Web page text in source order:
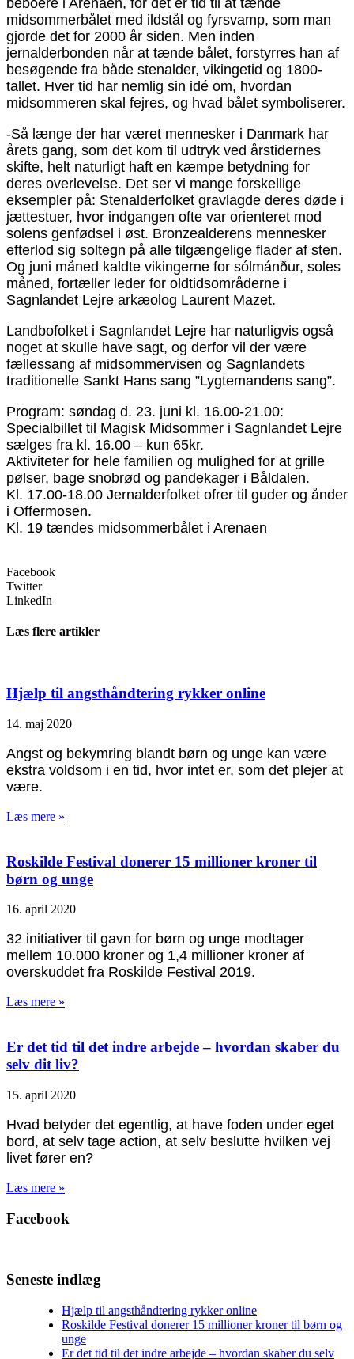
midsommerbålet med ildstål og fyrsvamp, som man
gjorde det for 2000 år siden. Men inden
jernalderbonden når at tænde bålet, forstyrres han af
besøgende fra både stenalder, vikingetid og 1800-
tallet. Hver tid har nemlig sin idé om, hvordan
midsommeren skal fejres, og hvad bålet symboliserer.
-Så længe der har været mennesker i Danmark har
årets gang, som det kom til udtryk ved årstidernes
skifte, helt naturligt haft en kæmpe betydning for
deres overlevelse. Det ser vi mange forskellige
eksempler på: Stenalderfolket gravlagde deres døde i
jættestuer, hvor indgangen ofte var orienteret mod
solens genfødsel i øst. Bronzealderens mennesker
efterlod sig soltegn på alle tilgængelige flader af sten.
Og juni måned kaldte vikingerne for sólmánður, soles
måned, fortæller leder for oldtidsområderne i
Sagnlandet Lejre arkæolog Laurent Mazet.
Landbofolket i Sagnlandet Lejre har naturligvis også
noget at skulle have sagt, og derfor vil der være
fællessang af midsommervisen og Sagnlandets
traditionelle Sankt Hans sang ”Lygtemandens sang”.
Program: søndag d. 23. juni kl. 16.00-21.00:
Specialbillet til Magisk Midsommer i Sagnlandet Lejre
sælges fra kl. 16.00 – kun 65kr.
Aktiviteter for hele familien og mulighed for at grille
pølser, bage snobrød og pandekager i Båldalen.
Kl. 17.00-18.00 Jernalderfolket ofrer til guder og ånder
i Offermosen.
Kl. 19 tændes midsommerbålet i Arenaen
Facebook
Twitter
LinkedIn
Læs flere artikler
Hjælp til angsthåndtering rykker online
14. maj 2020
Angst og bekymring blandt børn og unge kan være
ekstra voldsom i en tid, hvor intet er, som det plejer at
være.
Læs mere »
Roskilde Festival donerer 15 millioner kroner til
børn og unge
16. april 2020
32 initiativer til gavn for børn og unge modtager
mellem 10.000 kroner og 1,4 millioner kroner af
overskuddet fra Roskilde Festival 2019.
Læs mere »
Er det tid til det indre arbejde – hvordan skaber du
selv dit liv?
15. april 2020
Hvad betyder det egentlig, at have foden under eget
bord, at selv tage action, at selv beslutte hvilken vej
livet fører en?
Læs mere »
Facebook
Seneste indlæg
Hjælp til angsthåndtering rykker online
Roskilde Festival donerer 15 millioner kroner til børn og
unge
Er det tid til det indre arbejde – hvordan skaber du selv